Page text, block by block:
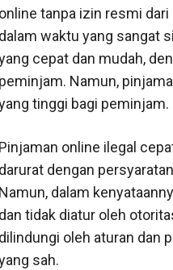
online tanpa izin resmi
dalam waktu yang sangat
cepat dan mudah,
peminjam. Namun,
tinggi bagi peminjam.
Pinjaman online ilegal
darurat dengan
Namun, dalam
dan tidak diatur oleh
dilindungi oleh aturan dan
sah.